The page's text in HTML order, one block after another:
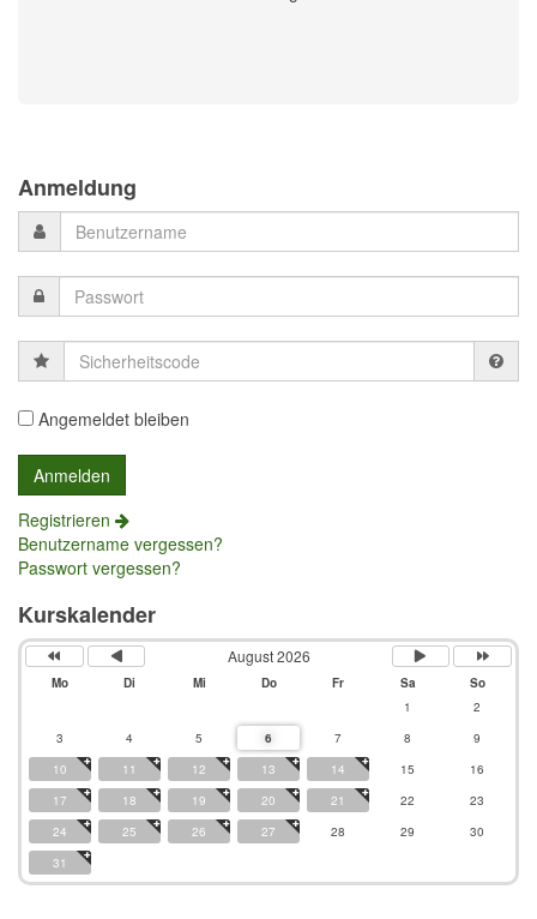
Anmeldung
Sicherheitscode
Angemeldet bleiben
Registrieren
Benutzername vergessen?
Passwort vergessen?
Kurskalender
August 2026
Mo Di Mi Do Fr Sa
So
1
2
3
4 5 6 7 8
9
10
11 12 13 14 15
16
17
18 19 20 21 22
23
24
25 26 27 28 29
30
31